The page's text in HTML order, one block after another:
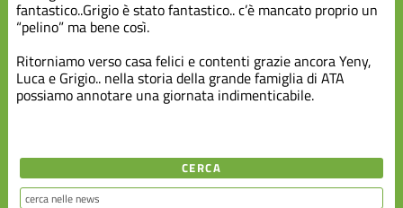
fantastico..Grigio è stato fantastico.. c’è mancato proprio un
“pelino” ma bene così.
Ritorniamo verso casa felici e contenti grazie ancora Yeny,
Luca e Grigio.. nella storia della grande famiglia di ATA
possiamo annotare una giornata indimenticabile.
CERCA